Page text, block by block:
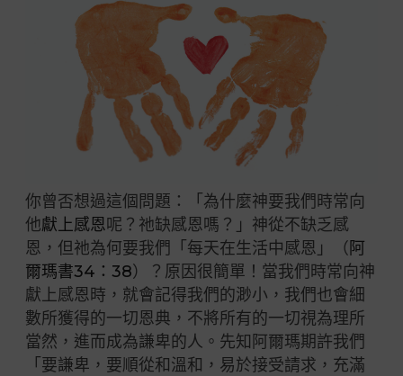
你曾否想過這個問題：「為什麼神要我們時常向
他獻上感恩呢？祂缺感恩嗎？」神從不缺乏感
恩，但祂為何要我們「每天在生活中感恩」（ 阿
爾瑪書34：38）？原因很簡單！當我們時常向神
獻上感恩時，就會記得我們的渺小，我們也會細
數所獲得的一切恩典，不將所有的一切視為理所
當然，進而成為謙卑的人。先知阿爾瑪期許我們
「要謙卑，要順從和溫和，易於接受請求，充滿